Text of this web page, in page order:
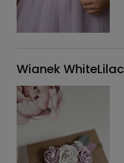
Wianek WhiteLilac